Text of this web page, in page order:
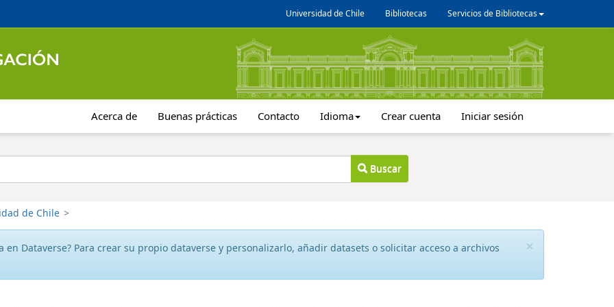
Universidad de Chile Bibliotecas Servicios de Bibliotecas
Acerca de Buenas prácticas Contacto Idioma Crear cuenta Iniciar sesión
Buscar
de Chile >
×
en Dataverse? Para crear su propio dataverse y personalizarlo, añadir datasets o solicitar acceso a archivos